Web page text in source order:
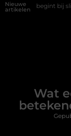
Nieuwe
artikelen
slimme keuzes
Wat